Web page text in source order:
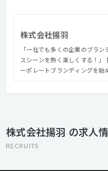
株式会社揚羽
「⼀社でも多くの企業のブラ
スシーンを熱く楽しくする！」 揚羽はこのミッションを掲げ、 コ
ーポレートブランディングを始
を使用した課題解決を行う会社
気通貫で伴走し、 「未来の一歩
株式会社揚羽 の求人
RECRUITS